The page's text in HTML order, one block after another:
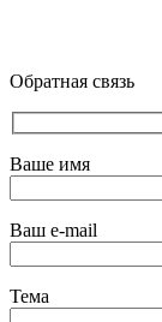
Обратная связь
Ваше имя
Ваш e-mail
Тема